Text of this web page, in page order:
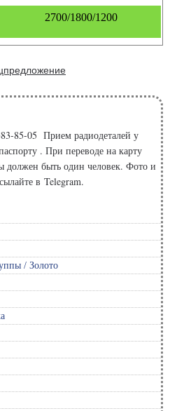
2700/1800/1200
85-05 Прием радиодеталей у
. При переводе на карту
должен быть один человек. Фото и
в Telegram.
/ Золото